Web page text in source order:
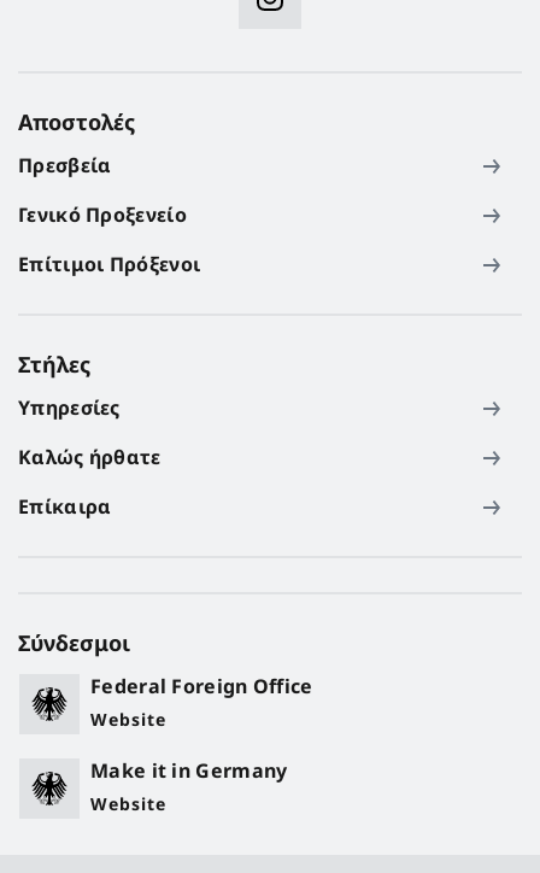
Αποστολές
Πρεσβεία
Γενικό Προξενείο
Επίτιμοι Πρόξενοι
Στήλες
Υπηρεσίες
Καλώς ήρθατε
Επίκαιρα
Σύνδεσμοι
Federal Foreign Office
Website
Make it in Germany
Website